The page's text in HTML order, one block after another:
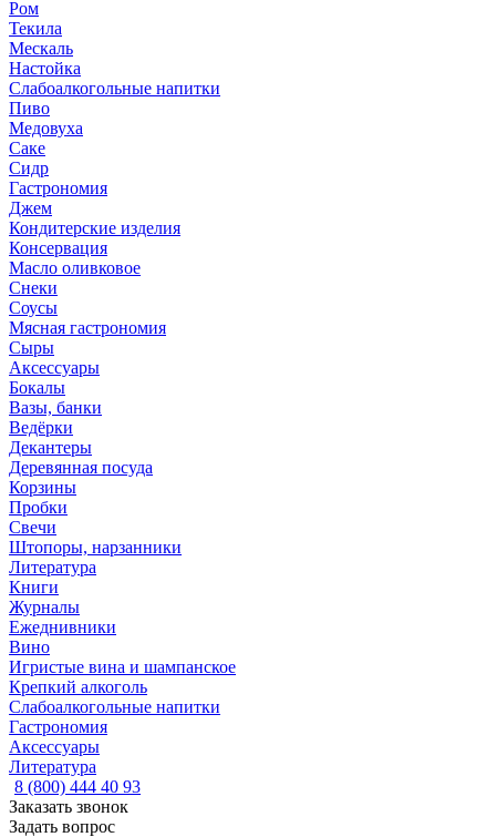
Ром
Текила
Мескаль
Настойка
Слабоалкогольные напитки
Пиво
Медовуха
Саке
Сидр
Гастрономия
Джем
Кондитерские изделия
Консервация
Масло оливковое
Снеки
Соусы
Мясная гастрономия
Сыры
Аксессуары
Бокалы
Вазы, банки
Ведёрки
Декантеры
Деревянная посуда
Корзины
Пробки
Свечи
Штопоры, нарзанники
Литература
Книги
Журналы
Ежеднивники
Вино
Игристые вина и шампанское
Крепкий алкоголь
Слабоалкогольные напитки
Гастрономия
Аксессуары
Литература
8 (800) 444 40 93
Заказать звонок
Задать вопрос